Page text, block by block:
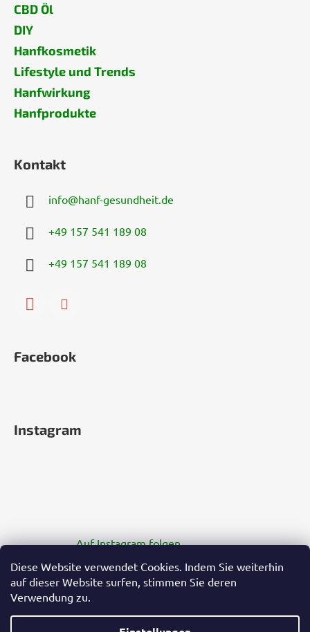
Diese Website verwendet Cookies. Indem Sie weiterhin
auf dieser Website surfen, stimmen Sie deren
Verwendung zu.
CBD Öl
DIY
Hanfkosmetik
Lifestyle und Trends
Hanfwirkung
Hanfprodukte
Kontakt
info@hanf-gesundheit.de
+49 157 541 189 08
+49 157 541 189 08
Facebook
Instagram
Auf Instagram folgen